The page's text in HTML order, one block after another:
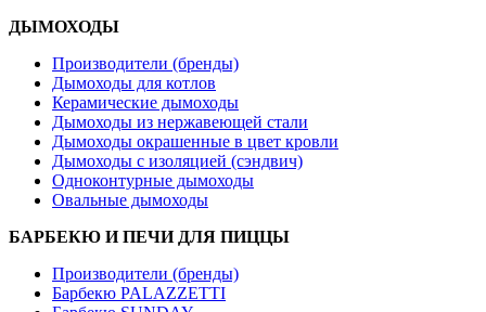
ДЫМОХОДЫ
Производители (бренды)
Дымоходы для котлов
Керамические дымоходы
Дымоходы из нержавеющей стали
Дымоходы окрашенные в цвет кровли
Дымоходы с изоляцией (сэндвич)
Одноконтурные дымоходы
Овальные дымоходы
БАРБЕКЮ И ПЕЧИ ДЛЯ ПИЦЦЫ
Производители (бренды)
Барбекю PALAZZETTI